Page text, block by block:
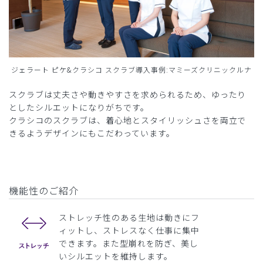
ジェラート ピケ&クラシコ スクラブ導入事例:マミーズクリニックルナ
スクラブは丈夫さや動きやすさを求められるため、ゆったり
としたシルエットになりがちです。
クラシコのスクラブは、着心地とスタイリッシュさを両立で
きるようデザインにもこだわっています。
機能性のご紹介
ストレッチ性のある生地は動きにフ
ィットし、ストレスなく仕事に集中
できます。また型崩れを防ぎ、美し
いシルエットを維持します。